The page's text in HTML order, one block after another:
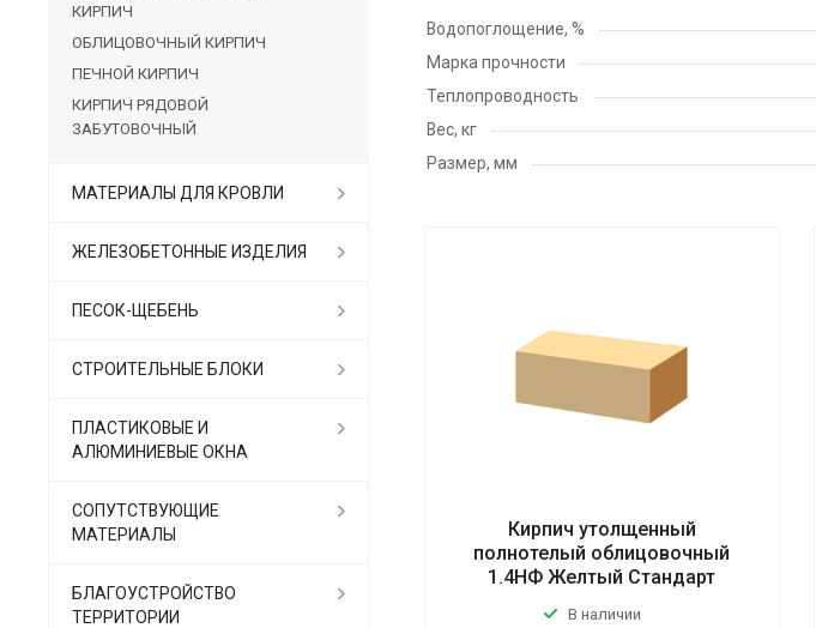
Водопоглощение, %
Марка прочности
Теплопроводность
Вес, кг
Размер, мм
Кирпич утолщенный
полнотелый облицовочный
1.4НФ Желтый Стандарт
В наличии
КИРПИЧ
ОБЛИЦОВОЧНЫЙ КИРПИЧ
ПЕЧНОЙ КИРПИЧ
КИРПИЧ РЯДОВОЙ
ЗАБУТОВОЧНЫЙ
МАТЕРИАЛЫ ДЛЯ КРОВЛИ
ЖЕЛЕЗОБЕТОННЫЕ ИЗДЕЛИЯ
ПЕСОК-ЩЕБЕНЬ
СТРОИТЕЛЬНЫЕ БЛОКИ
ПЛАСТИКОВЫЕ И
АЛЮМИНИЕВЫЕ ОКНА
СОПУТСТВУЮЩИЕ
МАТЕРИАЛЫ
БЛАГОУСТРОЙСТВО
ТЕРРИТОРИИ